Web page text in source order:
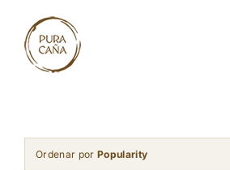
content
Ordenar por Popularity